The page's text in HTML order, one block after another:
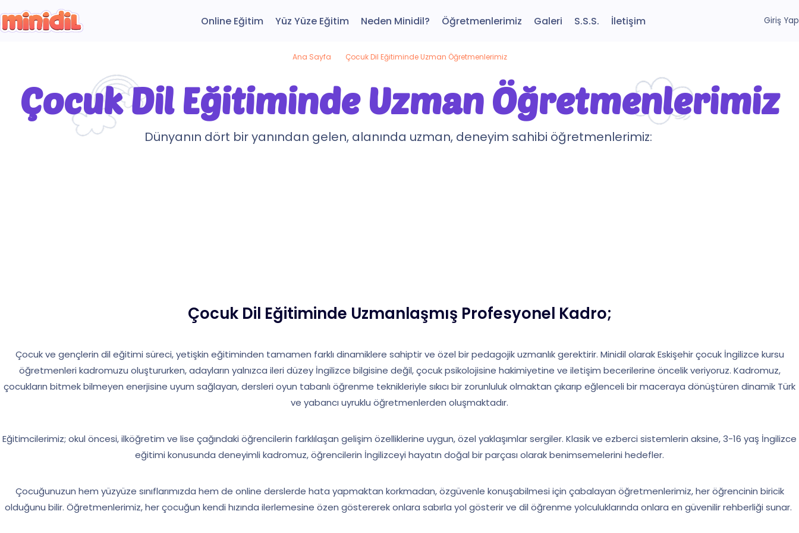
Online Eğitim Yüz Yüze Eğitim Neden Minidil? Öğretmenlerimiz Galeri S.S.S. İletişim Giriş Yap
Ana Sayfa Çocuk Dil Eğitiminde Uzman Öğretmenlerimiz
Çocuk Dil Eğitiminde Uzman Öğretmenlerimiz
Dünyanın dört bir yanından gelen, alanında uzman, deneyim sahibi öğretmenlerimiz:
Çocuk Dil Eğitiminde Uzmanlaşmış Profesyonel Kadro;
Çocuk ve gençlerin dil eğitimi süreci, yetişkin eğitiminden tamamen farklı dinamiklere sahiptir ve özel bir pedagojik uzmanlık gerektirir. Minidil olarak Eskişehir çocuk İngilizce kursu
öğretmenleri kadromuzu oluştururken, adayların yalnızca ileri düzey İngilizce bilgisine değil, çocuk psikolojisine hakimiyetine ve iletişim becerilerine öncelik veriyoruz. Kadromuz,
çocukların bitmek bilmeyen enerjisine uyum sağlayan, dersleri oyun tabanlı öğrenme teknikleriyle sıkıcı bir zorunluluk olmaktan çıkarıp eğlenceli bir maceraya dönüştüren dinamik Türk
ve yabancı uyruklu öğretmenlerden oluşmaktadır.
Eğitimcilerimiz; okul öncesi, ilköğretim ve lise çağındaki öğrencilerin farklılaşan gelişim özelliklerine uygun, özel yaklaşımlar sergiler. Klasik ve ezberci sistemlerin aksine, 3-16 yaş İngilizce
eğitimi konusunda deneyimli kadromuz, öğrencilerin İngilizceyi hayatın doğal bir parçası olarak benimsemelerini hedefler.
Çocuğunuzun hem yüzyüze sınıflarımızda hem de online derslerde hata yapmaktan korkmadan, özgüvenle konuşabilmesi için çabalayan öğretmenlerimiz, her öğrencinin biricik
olduğunu bilir. Öğretmenlerimiz, her çocuğun kendi hızında ilerlemesine özen göstererek onlara sabırla yol gösterir ve dil öğrenme yolculuklarında onlara en güvenilir rehberliği sunar.